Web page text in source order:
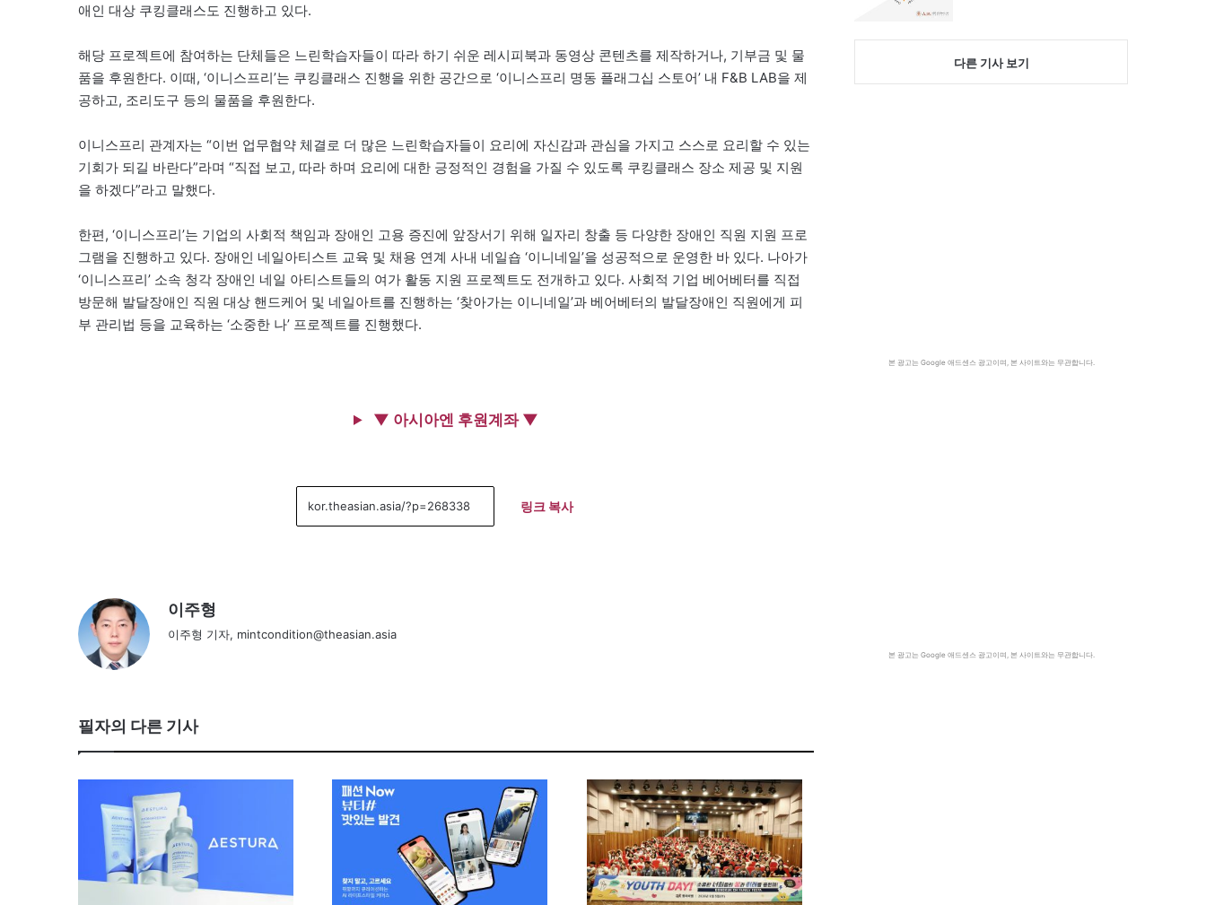
애인 대상 쿠킹클래스도 진행하고 있다.
해당 프로젝트에 참여하는 단체들은 느린학습자들이 따라 하기 쉬운 레시피북과 동영상 콘텐츠를 제작하거나, 기부금 및 물
품을 후원한다. 이때, ‘이니스프리’는 쿠킹클래스 진행을 위한 공간으로 ‘이니스프리 명동 플래그십 스토어’ 내 F&B LAB을 제
공하고, 조리도구 등의 물품을 후원한다.
이니스프리 관계자는 “이번 업무협약 체결로 더 많은 느린학습자들이 요리에 자신감과 관심을 가지고 스스로 요리할 수 있는
기회가 되길 바란다”라며 “직접 보고, 따라 하며 요리에 대한 긍정적인 경험을 가질 수 있도록 쿠킹클래스 장소 제공 및 지원
을 하겠다”라고 말했다.
한편, ‘이니스프리’는 기업의 사회적 책임과 장애인 고용 증진에 앞장서기 위해 일자리 창출 등 다양한 장애인 직원 지원 프로
그램을 진행하고 있다. 장애인 네일아티스트 교육 및 채용 연계 사내 네일숍 ‘이니네일’을 성공적으로 운영한 바 있다. 나아가
‘이니스프리’ 소속 청각 장애인 네일 아티스트들의 여가 활동 지원 프로젝트도 전개하고 있다. 사회적 기업 베어베터를 직접
방문해 발달장애인 직원 대상 핸드케어 및 네일아트를 진행하는 ‘찾아가는 이니네일’과 베어베터의 발달장애인 직원에게 피
부 관리법 등을 교육하는 ‘소중한 나’ 프로젝트를 진행했다.
▼ 아시아엔 후원계좌 ▼
링크 복사
이주형
이주형 기자, mintcondition@theasian.asia
필자의 다른 기사
다른 기사 보기
본 광고는 Google 애드센스 광고이며, 본 사이트와는 무관합니다.
본 광고는 Google 애드센스 광고이며, 본 사이트와는 무관합니다.